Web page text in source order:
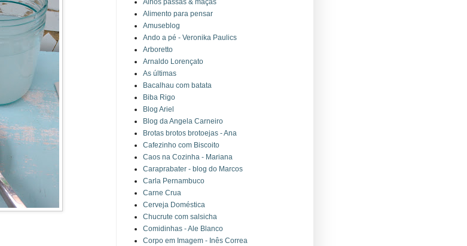
Alimento para pensar
Amuseblog
Ando a pé - Veronika Paulics
Arboretto
Arnaldo Lorençato
As últimas
Bacalhau com batata
Biba Rigo
Blog Ariel
Blog da Angela Carneiro
Brotas brotos brotoejas - Ana
Cafezinho com Biscoito
Caos na Cozinha - Mariana
Caraprabater - blog do Marcos
Carla Pernambuco
Carne Crua
Cerveja Doméstica
Chucrute com salsicha
Comidinhas - Ale Blanco
Corpo em Imagem - Inês Correa